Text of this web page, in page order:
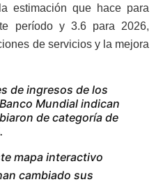
estimación que hace para
período y 3.6 para 2026,
de servicios y la mejora
de ingresos de los
Mundial indican
de categoría de
mapa interactivo
cambiado sus